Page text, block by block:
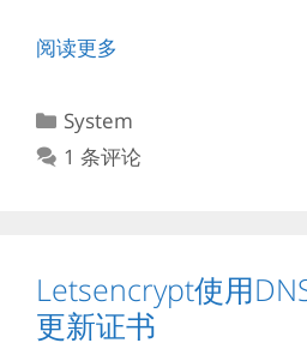
阅读更多
分
类
System
1 条评论
Letsencrypt使用
更新证书